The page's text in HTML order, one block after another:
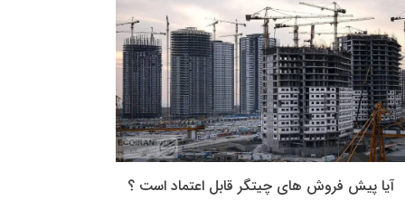
آیا پیش فروش های چیتگر قابل اعتماد است ؟